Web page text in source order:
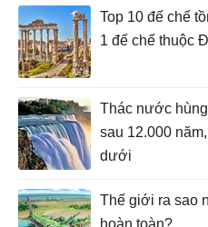
Top 10 đế chế
1 đế chế thuộc
Thác nước
sau 12.000
dưới
Thế giới ra sao
hoàn toàn?